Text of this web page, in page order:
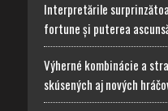
Interpretările
fortune și puterea
Výherné kombinácie a
skúsených aj nových